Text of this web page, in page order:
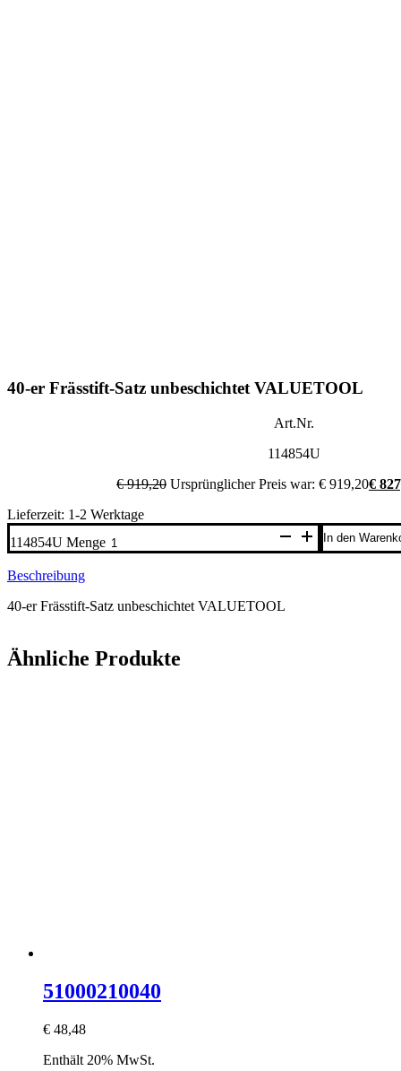
40-er Frässtift-Satz unbeschichtet VALUETOOL
Art.Nr.
114854U
€919,20 Ursprünglicher Preis war: € 919,20€
Lieferzeit: 1-2 Werktage
114854U Menge
In den
Beschreibung
40-er Frässtift-Satz unbeschichtet VALUETOOL
Ähnliche Produkte
51000210040
€ 48,48
Enthält 20% MwSt.